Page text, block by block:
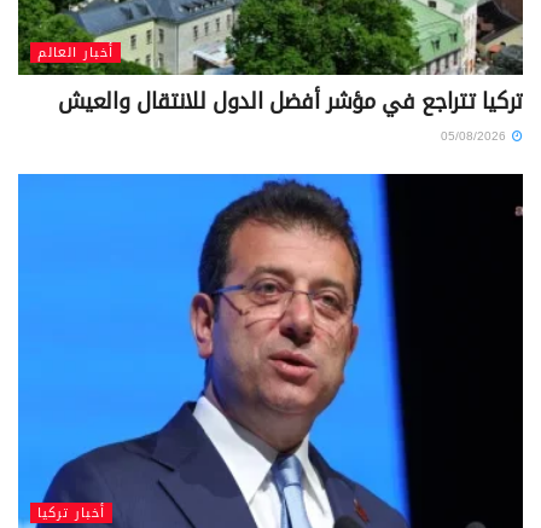
أخبار العالم
تركيا تتراجع في مؤشر أفضل الدول للانتقال والعيش
أخبار تركيا